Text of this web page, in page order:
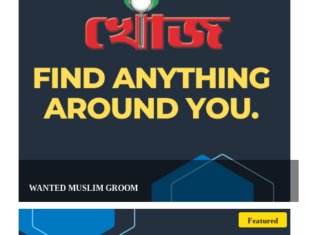
WANTED MUSLIM GROOM
Featured